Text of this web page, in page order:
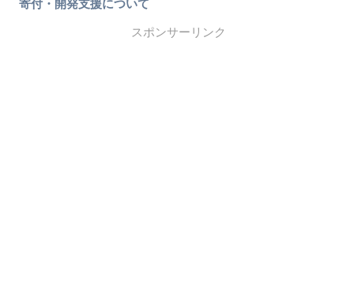
寄付・開発支援について
スポンサーリンク